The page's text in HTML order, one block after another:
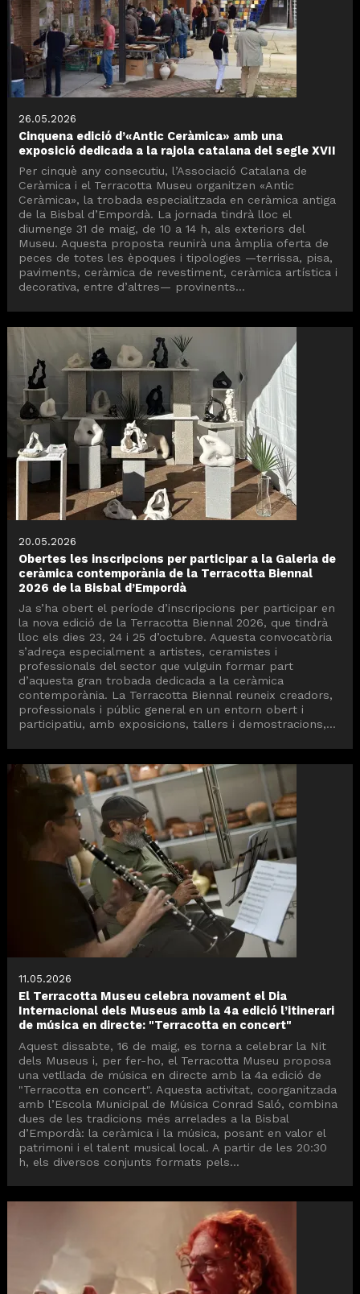
26.05.2026
Cinquena edició d’«Antic Ceràmica» amb una
exposició dedicada a la rajola catalana del segle XVII
Per cinquè any consecutiu, l’Associació Catalana de
Ceràmica i el Terracotta Museu organitzen «Antic
Ceràmica», la trobada especialitzada en ceràmica antiga
de la Bisbal d’Empordà. La jornada tindrà lloc el
diumenge 31 de maig, de 10 a 14 h, als exteriors del
Museu. Aquesta proposta reunirà una àmplia oferta de
peces de totes les èpoques i tipologies —terrissa, pisa,
paviments, ceràmica de revestiment, ceràmica artística i
decorativa, entre d’altres— provinents...
20.05.2026
Obertes les inscripcions per participar a la Galeria de
ceràmica contemporània de la Terracotta Biennal
2026 de la Bisbal d’Empordà
Ja s’ha obert el període d’inscripcions per participar en
la nova edició de la Terracotta Biennal 2026, que tindrà
lloc els dies 23, 24 i 25 d’octubre. Aquesta convocatòria
s’adreça especialment a artistes, ceramistes i
professionals del sector que vulguin formar part
d’aquesta gran trobada dedicada a la ceràmica
contemporània. La Terracotta Biennal reuneix creadors,
professionals i públic general en un entorn obert i
participatiu, amb exposicions, tallers i demostracions,...
11.05.2026
El Terracotta Museu celebra novament el Dia
Internacional dels Museus amb la 4a edició l’itinerari
de música en directe: "Terracotta en concert"
Aquest dissabte, 16 de maig, es torna a celebrar la Nit
dels Museus i, per fer-ho, el Terracotta Museu proposa
una vetllada de música en directe amb la 4a edició de
"Terracotta en concert". Aquesta activitat, coorganitzada
amb l’Escola Municipal de Música Conrad Saló, combina
dues de les tradicions més arrelades a la Bisbal
d’Empordà: la ceràmica i la música, posant en valor el
patrimoni i el talent musical local. A partir de les 20:30
h, els diversos conjunts formats pels...